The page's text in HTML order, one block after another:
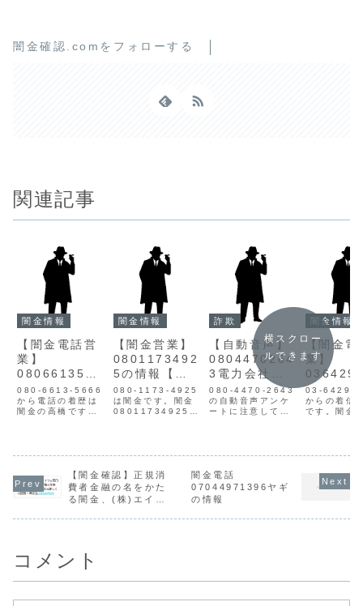
闇金確認.comをフォローする
関連記事
闇金情報
【闇金電話営
業】
0806613566
6タカハシの
情報
080-6613-5666
から電話の着歴は
闇金の高橋です。
い言葉で融資案内
ををしてきまが案
内どおりの融資は
実行されません。
闇金情報
【闇金営業】
0801173492
5の情報【迷
惑電話】
080-1173-4925
は闇金です。闇金
08011734925の
信用情報がありま
せん。取り立て時
は攻撃的な言葉遣
いになり、嫌がら
詐欺
【自動音声】
0804470264
3電力会社の
情報【迷惑電
話】
080-4470-2643
の自動音声アンケ
ートに注意してく
します。東京電力
及び関西電力では
このような自動音
声アンケートを実
闇金情報
【闇金電
業】
の情報
03-6429-
からの着信
です。闇金
資案内をし
す。ですが
横スクロー
ルできます
【闇金確認】正規消
費者金融の名をかた
る闇金、(株)エイワ
闇金電話
07044971396ヤギ
の情報
コメント